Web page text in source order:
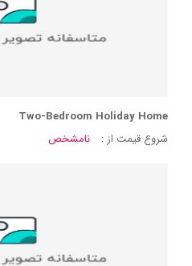
Two-Bedroom Holiday Home
شروع قیمت از :
نامشخص